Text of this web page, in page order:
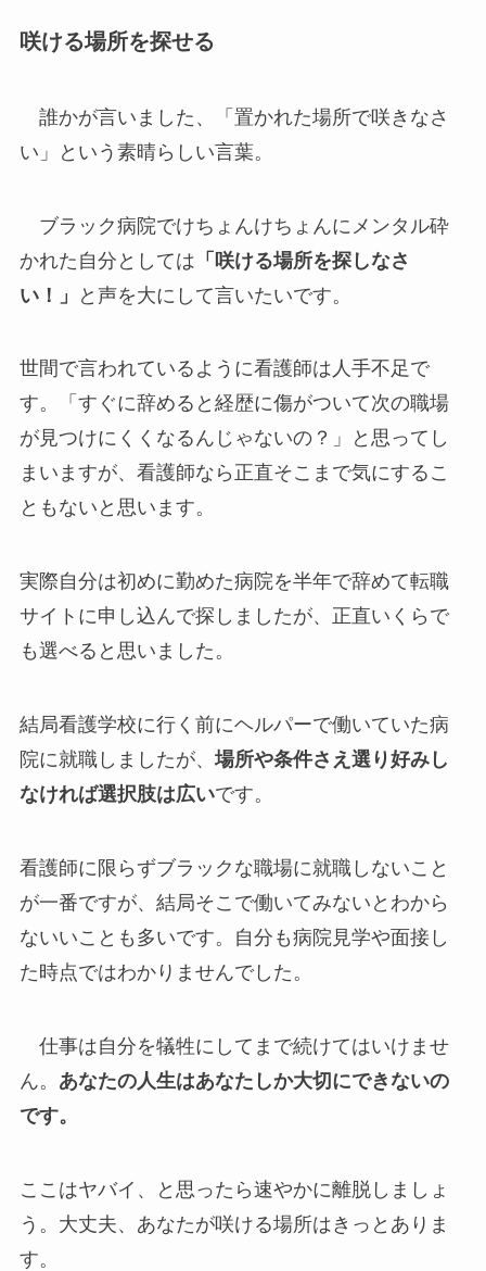
咲ける場所を探せる
誰かが言いました、「置かれた場所で咲きなさ
い」という素晴らしい言葉。
ブラック病院でけちょんけちょんにメンタル砕
かれた自分としては 「咲ける場所を探しなさ
い！」
と声を大にして言いたいです。
世間で言われているように看護師は人手不足で
す。「すぐに辞めると経歴に傷がついて次の職場
が見つけにくくなるんじゃないの？」と思ってし
まいますが、看護師なら正直そこまで気にするこ
ともないと思います。
実際自分は初めに勤めた病院を半年で辞めて転職
サイトに申し込んで探しましたが、正直いくらで
も選べると思いました。
結局看護学校に行く前にヘルパーで働いていた病
院に就職しましたが、場所や条件さえ選り好みし
なければ選択肢は広いです。
看護師に限らずブラックな職場に就職しないこと
が一番ですが、結局そこで働いてみないとわから
ないいことも多いです。自分も病院見学や面接し
た時点ではわかりませんでした。
仕事は自分を犠牲にしてまで続けてはいけませ
ん。 あなたの人生はあなたしか大切にできないの
です。
ここはヤバイ、と思ったら速やかに離脱しましょ
う。大丈夫、あなたが咲ける場所はきっとありま
す。